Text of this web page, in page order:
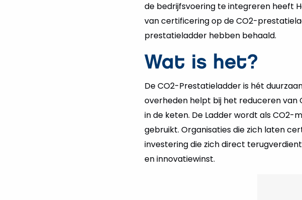
de bedrijfsvoering te integreren heeft
van certificering op de CO2-
prestatieladder hebben behaald.
Wat is het?
De CO2-Prestatieladder is hét
overheden helpt bij het reduceren van
in de keten. De Ladder wordt als
gebruikt. Organisaties die zich laten
investering die zich direct
en innovatiewinst.